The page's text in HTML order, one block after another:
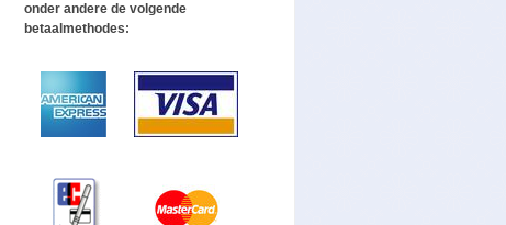
onder andere de volgende
betaalmethodes: